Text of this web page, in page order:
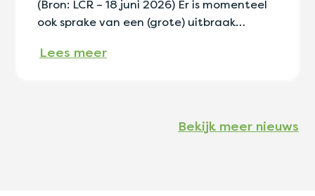
(Bron: LCR – 18 juni 2026) Er is momenteel
ook sprake van een (grote) uitbraak…
Lees meer
Bekijk meer nieuws